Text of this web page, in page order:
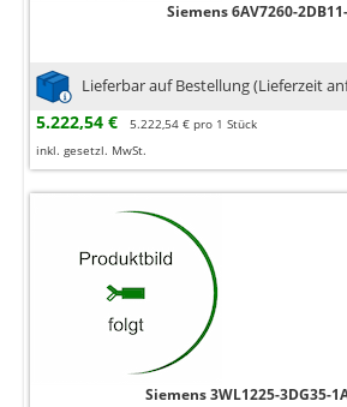
Siemens 6AV7260-
Lieferbar auf Bestellung (Lieferzeit
5.222,54 €
5.222,54 € pro 1 Stück
inkl. gesetzl. MwSt.
Siemens 3WL1225-3DG35-